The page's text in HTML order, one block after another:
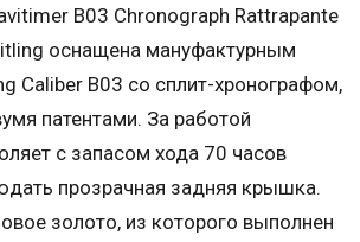
B03 Chronograph Rattrapante
оснащена мануфактурным
Caliber B03 со сплит-хронографом,
патентами. За работой
с запасом хода 70 часов
прозрачная задняя крышка.
золото, из которого выполнен